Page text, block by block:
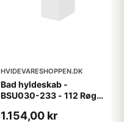
HVIDEVARESHOPPEN.DK
Bad hyldeskab -
BSU030-233 - 112 Røget
1.154,00 kr